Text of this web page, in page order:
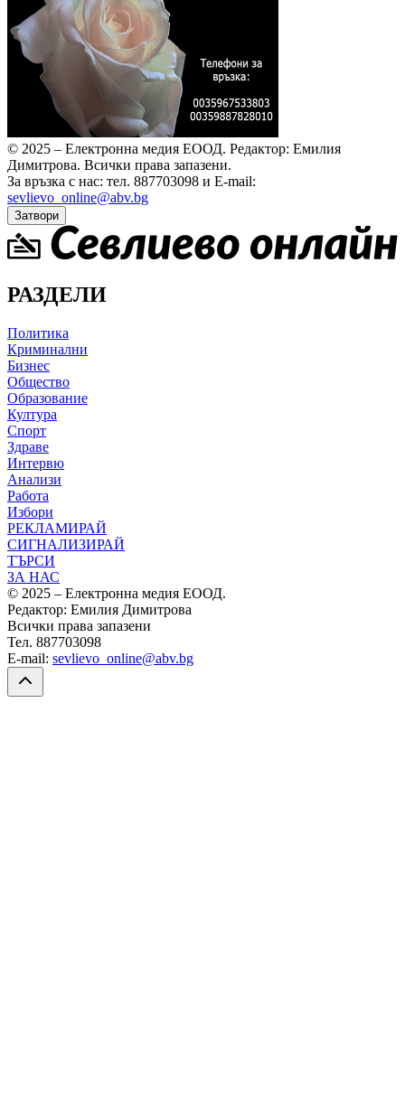
© 2025 – Електронна медия ЕООД. Редактор: Емилия
Димитрова. Всички права запазени.
За връзка с нас: тел. 887703098 и E-mail:
sevlievo_online@abv.bg
Затвори
РАЗДЕЛИ
Политика
Криминални
Бизнес
Общество
Образование
Култура
Спорт
Здраве
Интервю
Анализи
Работа
Избори
РЕКЛАМИРАЙ
СИГНАЛИЗИРАЙ
ТЪРСИ
ЗА НАС
© 2025 – Електронна медия ЕООД.
Редактор: Емилия Димитрова
Всички права запазени
Тел. 887703098
E-mail: sevlievo_online@abv.bg